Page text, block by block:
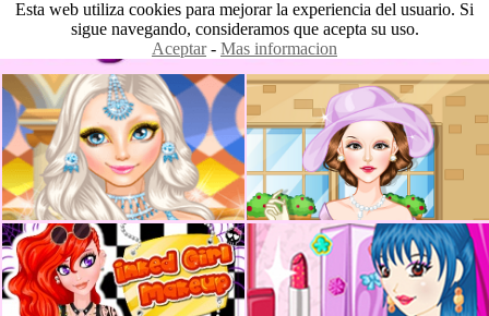
Esta web utiliza cookies para mejorar la experiencia del usuario. Si
sigue navegando, consideramos que acepta su uso.
Aceptar- Mas informacion